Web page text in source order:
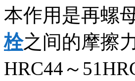
本作用是再螺
栓之间的摩擦
HRC44～